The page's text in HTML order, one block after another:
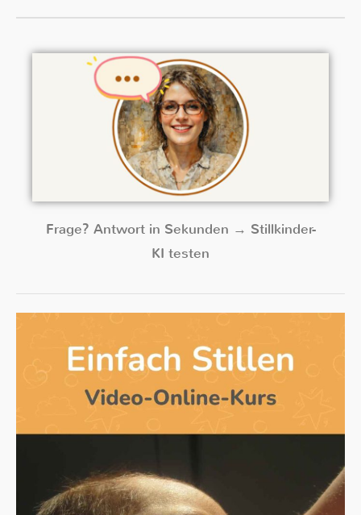
Frage? Antwort in Sekunden → Stillkinder-
KI testen